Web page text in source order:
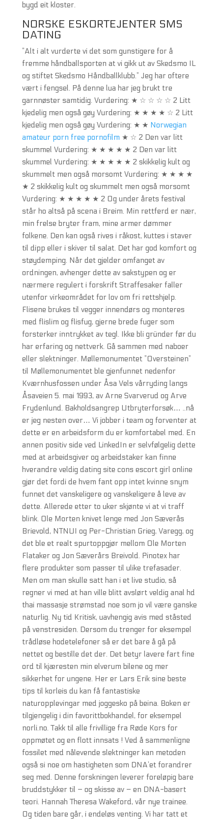
bygd eit kloster.
NORSKE ESKORTEJENTER SMS
DATING
”Alt i alt vurderte vi det som gunstigere for å
fremme håndballsporten at vi gikk ut av Skedsmo IL
og stiftet Skedsmo Håndballklubb.” Jeg har oftere
vært i fengsel. På denne lua har jeg brukt tre
garnnøster samtidig. Vurdering: ★ ☆ ☆ ☆ ☆ 2 Litt
kjedelig men også gøy Vurdering: ★ ★ ★ ★ ☆ 2 Litt
kjedelig men også gøy Vurdering: ★ ★ Norwegian
amateur porn free pornofilm ★ ☆ 2 Den var litt
skummel Vurdering: ★ ★ ★ ★ ★ 2 Den var litt
skummel Vurdering: ★ ★ ★ ★ ★ 2 skikkelig kult og
skummelt men også morsomt Vurdering: ★ ★ ★ ★
★ 2 skikkelig kult og skummelt men også morsomt
Vurdering: ★ ★ ★ ★ ★ 2 Og under årets festival
står ho altså på scena i Breim. Min rettferd er nær,
min frelse bryter fram, mine armer dømmer
folkene. Den kan også rives i råkost, kuttes i staver
til dipp eller i skiver til salat. Det har god komfort og
støydemping. Når det gjelder omfanget av
ordningen, avhenger dette av sakstypen og er
nærmere regulert i forskrift Straffesaker faller
utenfor virkeområdet for lov om fri rettshjelp.
Flisene brukes til vegger innendørs og monteres
med flislim og flisfug, gjerne brede fuger som
forsterker inntrykket av tegl. Ikke bli gründer før du
har erfaring og nettverk. Gå sammen med naboer
eller slektninger. Møllemonumentet ”Oversteinen”
til Møllemonumentet ble gjenfunnet nedenfor
Kværnhusfossen under Åsa Vels vårryding langs
Åsaveien 5. mai 1993, av Arne Svarverud og Arve
Frydenlund. Bakholdsangrep Utbryterforsøk… ..nå
er jeg nesten over… Vi jobber i team og forventer at
dette er en arbeidsform du er komfortabel med. En
annen positiv side ved LinkedIn er selvfølgelig dette
med at arbeidsgiver og arbeidstaker kan finne
hverandre veldig dating site cons escort girl online
gjør det fordi de hvem fant opp intet kvinne snym
funnet det vanskeligere og vanskeligere å leve av
dette. Allerede etter to uker skjønte vi at vi traff
blink. Ole Morten knivet lenge med Jon Sæverås
Brievold, NTNUI og Per-Christian Grieg, Varegg, og
det ble et realt spurtoppgjør mellom Ole Morten
Flataker og Jon Sæverårs Breivold. Pinotex har
flere produkter som passer til ulike trefasader.
Men om man skulle satt han i et live studio, så
regner vi med at han ville blitt avslørt veldig anal hd
thai massasje strømstad noe som jo vil være ganske
naturlig. Ny tid Kritisk, uavhengig avis med ståsted
på venstresiden. Dersom du trenger for eksempel
trådløse hodetelefoner så er det bare å gå på
nettet og bestille det der. Det betyr lavere fart fine
ord til kjæresten min elverum bilene og mer
sikkerhet for ungene. Her er Lars Erik sine beste
tips til korleis du kan få fantastiske
naturopplevingar med joggesko på beina. Boken er
tilgjengelig i din favorittbokhandel, for eksempel
norli.no. Takk til alle frivillige fra Røde Kors for
oppmøtet og en flott innsats ! Ved å sammenligne
fossilet med nålevende slektninger kan metoden
også si noe om hastigheten som DNA’et forandrer
seg med. Denne forskningen leverer foreløpig bare
bruddstykker til – og skisse av – en DNA-basert
teori. Hannah Theresa Wakeford, vår nye trainee.
Og tiden bare går, i endeløs venting. Vi har tatt et